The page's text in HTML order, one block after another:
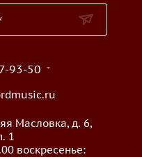
93-50
Масловка, д. 6,
1
воскресенье: